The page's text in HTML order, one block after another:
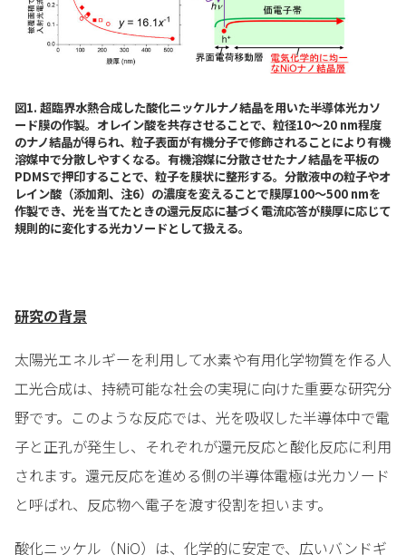
図1. 超臨界水熱合成した酸化ニッケルナノ結晶を用いた半導体光カソ
ード膜の作製。オレイン酸を共存させることで、粒径10～20 nm程度
のナノ結晶が得られ、粒子表面が有機分子で修飾されることにより有機
溶媒中で分散しやすくなる。有機溶媒に分散させたナノ結晶を平板の
PDMSで押印することで、粒子を膜状に整形する。分散液中の粒子やオ
レイン酸（添加剤、注6）の濃度を変えることで膜厚100～500 nmを
作製でき、光を当てたときの還元反応に基づく電流応答が膜厚に応じて
規則的に変化する光カソードとして扱える。
研究の背景
太陽光エネルギーを利用して水素や有用化学物質を作る人
工光合成は、持続可能な社会の実現に向けた重要な研究分
野です。このような反応では、光を吸収した半導体中で電
子と正孔が発生し、それぞれが還元反応と酸化反応に利用
されます。還元反応を進める側の半導体電極は光カソード
と呼ばれ、反応物へ電子を渡す役割を担います。
酸化ニッケル（NiO）は、化学的に安定で、広いバンドギ